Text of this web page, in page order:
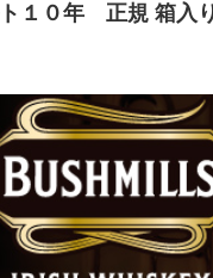
１０年 正規 箱入